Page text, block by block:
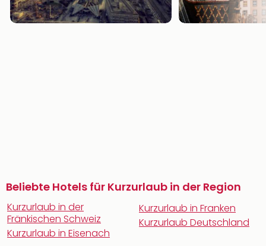
Beliebte Hotels für Kurzurlaub in der Region
Kurzurlaub in der
Fränkischen Schweiz
Kurzurlaub in Eisenach
Kurzurlaub in Franken
Kurzurlaub Deutschland